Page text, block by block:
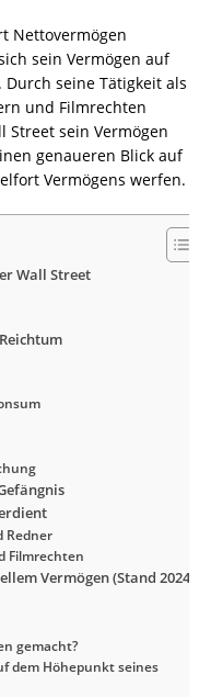
Nettovermögen
sein Vermögen auf
seine Tätigkeit als
und Filmrechten
Street sein Vermögen
genaueren Blick auf
Vermögens werfen.
Wall Street
Redner
Filmrechten
Vermögen (Stand 2024)
gemacht?
dem Höhepunkt seines